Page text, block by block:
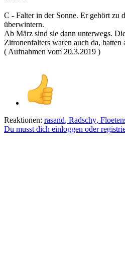
C - Falter in der Sonne. Er gehört zu
überwintern.
Ab März sind sie dann unterwegs.
Zitronenfalters waren auch da, hatten
( Aufnahmen vom 20.3.2019 )
Reaktionen: rasand, Radschy,
Du musst dich einloggen oder